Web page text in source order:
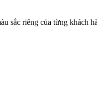
sắc riêng của từng khách